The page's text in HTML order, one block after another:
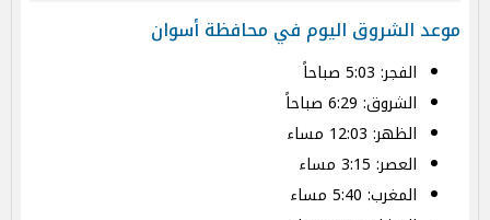
موعد الشروق اليوم في محافظة أسوان
الفجر: 5:03 صباحاً
الشروق: 6:29 صباحاً
الظهر: 12:03 مساء
العصر: 3:15 مساء
المغرب: 5:40 مساء